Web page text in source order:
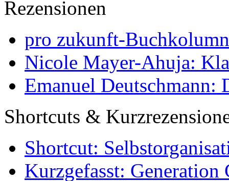
Rezensionen
pro zukunft-
Nicole Mayer-Ahuja:
Emanuel Deutschmann:
Shortcuts &
Shortcut:
Kurzgefasst: Generation